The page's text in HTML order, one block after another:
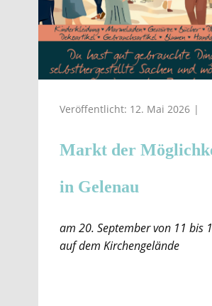
Veröffentlicht: 12. Mai 2026
Markt der
in Gelenau
am 20. September von 11 bis
auf dem Kirchengelände